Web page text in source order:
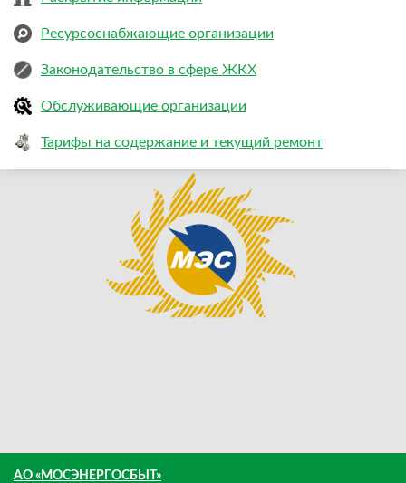
Ресурсоснабжающие организации
Законодательство в сфере ЖКХ
Обслуживающие организации
Тарифы на содержание и текущий ремонт
АО «МОСЭНЕРГОСБЫТ»